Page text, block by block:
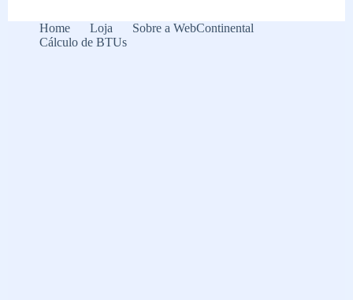
na
sua
Home Loja
Sobre a WebContinental
Cálculo de BTUs